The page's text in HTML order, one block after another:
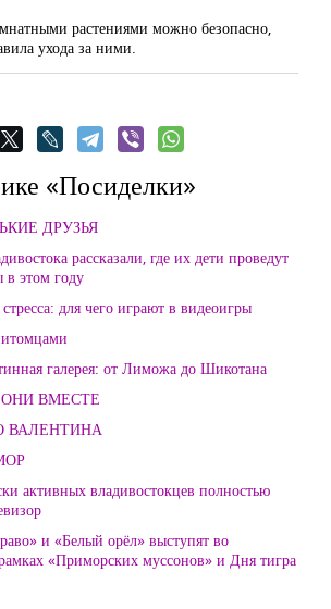
растениями можно безопасно,
ухода за ними.
«Посиделки»
ДРУЗЬЯ
рассказали, где их дети проведут
в этом году
для чего играют в видеоигры
галерея: от Лиможа до Шикотана
ВМЕСТЕ
ВАЛЕНТИНА
активных владивостокцев полностью
и «Белый орёл» выступят во
«Приморских муссонов» и Дня тигра